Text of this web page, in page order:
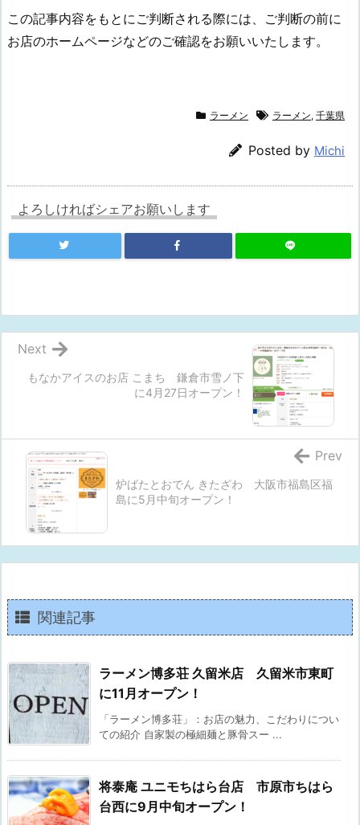
この記事内容をもとにご判断される際には、ご判断の前に
お店のホームページなどのご確認をお願いいたします。
ラーメン ラーメン, 千葉県
Posted by Michi
よろしければシェアお願いします
もなかアイスのお店 こまち 鎌倉市雪ノ下
に4月27日オープン！
Next
炉ばたとおでん きたざわ 大阪市福島区福
島に5月中旬オープン！
Prev
関連記事
ラーメン博多荘 久留米店 久留米市東町
に11月オープン！
「ラーメン博多荘」：お店の魅力、こだわりについ
ての紹介 自家製の極細麺と豚骨スー ...
将泰庵 ユニモちはら台店 市原市ちはら
台西に9月中旬オープン！